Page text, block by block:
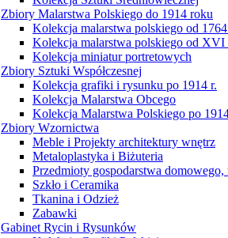
Zbiory Malarstwa Polskiego do 1914 roku
Kolekcja malarstwa polskiego od
Kolekcja malarstwa polskiego od XVI
Kolekcja miniatur portretowych
Zbiory Sztuki Współczesnej
Kolekcja grafiki i rysunku po 1914 r.
Kolekcja Malarstwa Obcego
Kolekcja Malarstwa Polskiego po
Zbiory Wzornictwa
Meble i Projekty architektury wnętrz
Metaloplastyka i Biżuteria
Przedmioty gospodarstwa domowego,
Szkło i Ceramika
Tkanina i Odzież
Zabawki
Gabinet Rycin i Rysunków